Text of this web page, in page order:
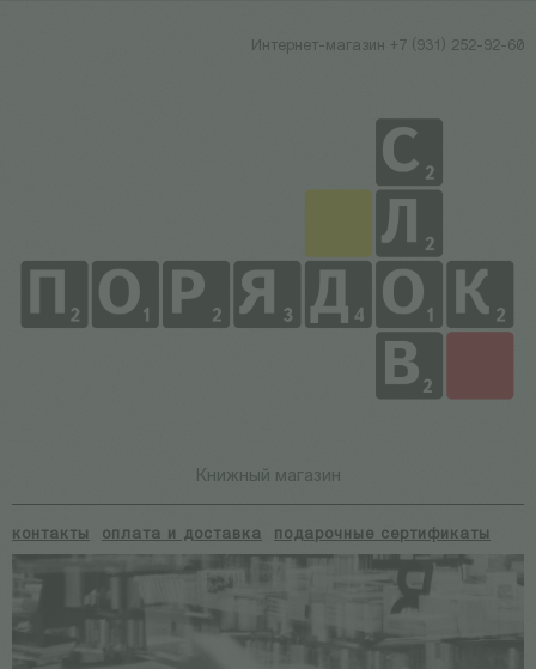
Интернет-магазин +7 (931) 252-92-60
Книжный магазин
контакты оплата и доставка подарочные сертификаты